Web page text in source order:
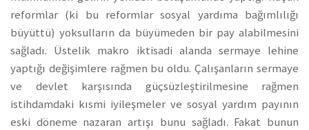
reformlar (ki bu reformlar sosyal yardıma bağımlılığı
büyüttü) yoksulların da büyümeden bir pay alabilmesini
sağladı. Üstelik makro iktisadi alanda sermaye lehine
yaptığı değişimlere rağmen bu oldu. Çalışanların sermaye
ve devlet karşısında güçsüzleştirilmesine rağmen
istihdamdaki kısmi iyileşmeler ve sosyal yardım payının
eski döneme nazaran artışı bunu sağladı. Fakat bunun